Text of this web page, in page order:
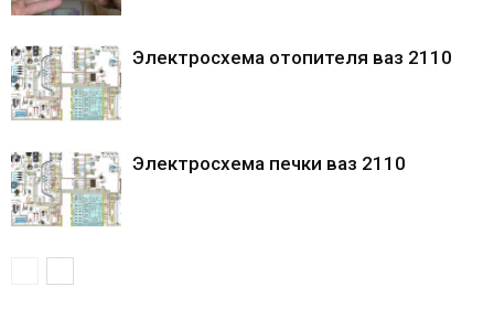
Электросхема отопителя ваз 2110
Электросхема печки ваз 2110